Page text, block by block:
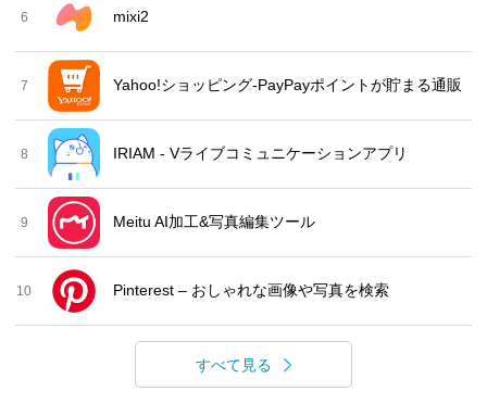
6 mixi2
7 Yahoo!ショッピング-PayPayポイントが貯まる通販
8 IRIAM - Vライブコミュニケーションアプリ
9 Meitu AI加工&写真編集ツール
10 Pinterest – おしゃれな画像や写真を検索
すべて見る